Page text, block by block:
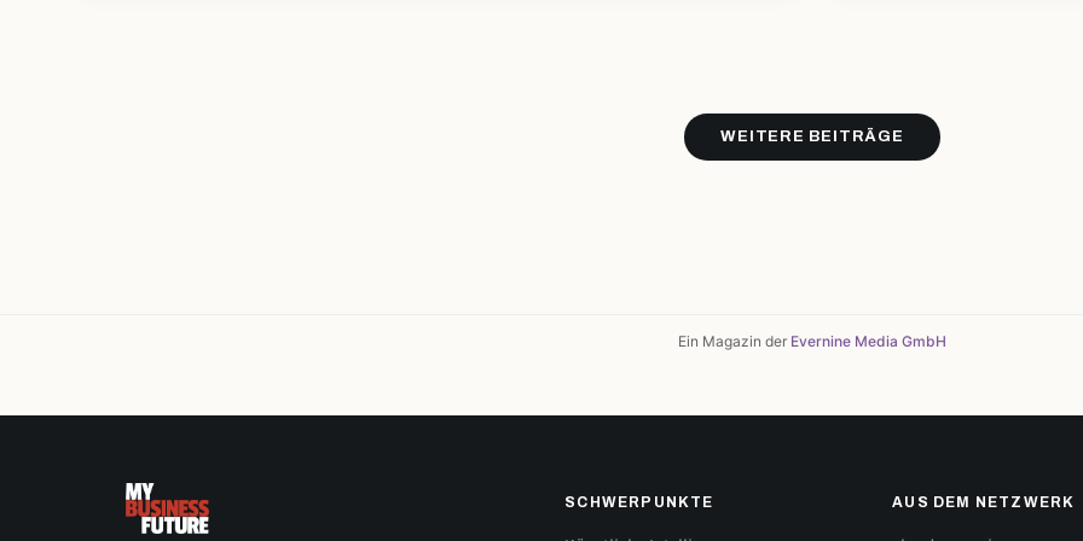
WEITERE BEITRÄGE
Ein Magazin der Evernine Media GmbH
SCHWERPUNKTE AUS DEM NETZWERK